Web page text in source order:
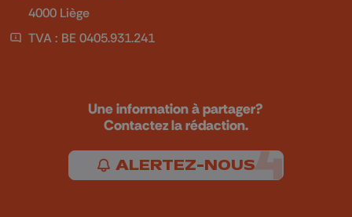
4000 Liège
TVA : BE 0405.931.241
Une information à partager?
Contactez la rédaction.
ALERTEZ-NOUS